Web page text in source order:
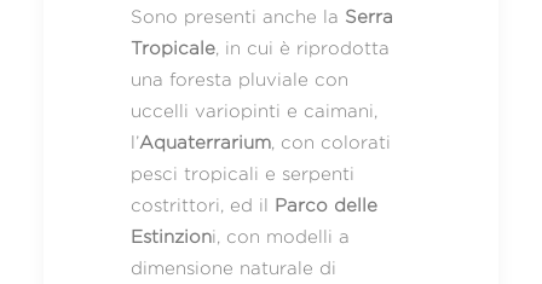
Sono presenti anche la Serra
Tropicale, in cui è riprodotta
una foresta pluviale con
uccelli variopinti e caimani,
l’Aquaterrarium, con colorati
pesci tropicali e serpenti
costrittori, ed il
Parco delle
Estinzioni, con modelli a
dimensione naturale di